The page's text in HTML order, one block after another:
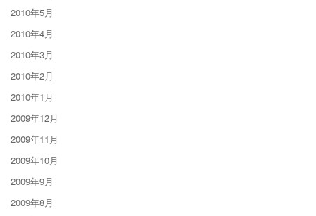
2010年5月
2010年4月
2010年3月
2010年2月
2010年1月
2009年12月
2009年11月
2009年10月
2009年9月
2009年8月